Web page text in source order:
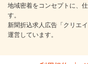
地域密着をコンセプトに、
す。
新聞折込求人広告「クリエ
運営しています。